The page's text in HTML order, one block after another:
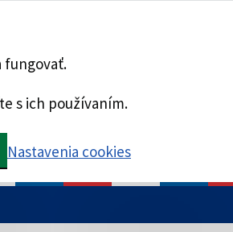
fungovať.
s ich používaním.
Nastavenia cookies